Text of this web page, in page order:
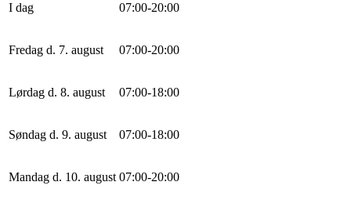
I dag 07:00-20:00
Fredag d. 7. august 07:00-20:00
Lørdag d. 8. august 07:00-18:00
Søndag d. 9. august 07:00-18:00
Mandag d. 10. august 07:00-20:00